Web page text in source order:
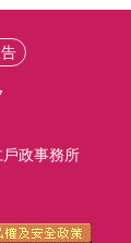
政事務所